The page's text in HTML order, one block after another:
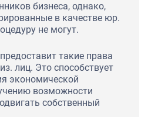
бизнеса, однако,
в качестве юр.
не могут.
такие права
лиц. Это способствует
экономической
возможности
собственный